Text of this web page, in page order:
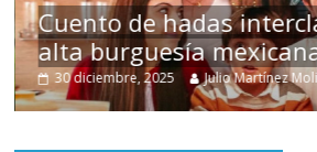
Cuento de hadas
alta burguesía
30 diciembre, 2025 Julio Martínez